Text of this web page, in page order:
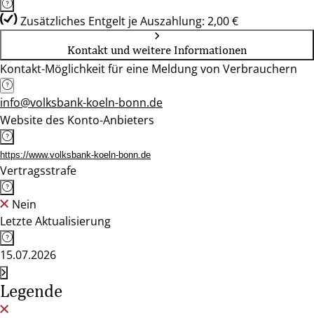
Zusätzliches Entgelt je Auszahlung: 2,00 €
Kontakt und weitere Informationen
Kontakt-Möglichkeit für eine Meldung von Verbrauchern
info@volksbank-koeln-bonn.de
Website des Konto-Anbieters
https://www.volksbank-koeln-bonn.de
Vertragsstrafe
Nein
Letzte Aktualisierung
15.07.2026
Legende